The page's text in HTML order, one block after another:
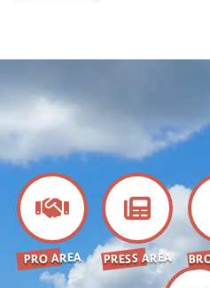
PRO AREA PRESS AREA